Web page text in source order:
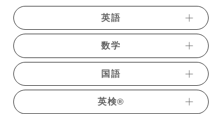
・共通テスト対策物理演習【力学編】
・共通テスト対策物理演習【熱力学編】
・共通テスト対策物理演習【波動編】
・共通テスト対策物理演習【電磁気編】
・共通テスト対策物理演習【原子物理編】
・共通テスト物理過去問演習
・日本史テーマ別演習
・共通テスト対策日本史演習【時代別】
・共通テスト日本史過去問演習
・共通テストレベル日本史
・日本史難関私大演習
・日本史難関私大演習（文化史）
・まるわかり入試世界史講義 （先史〜近世史
英語
・動画発音記号
・都道府県別高校入試英語
・《ベリトレ》フリック英単語1800
・短期完成中学英語
数学
・トレーニング数学【中学】
・都道府県別高校入試数学
国語
・短期完成中学国語
英検®︎